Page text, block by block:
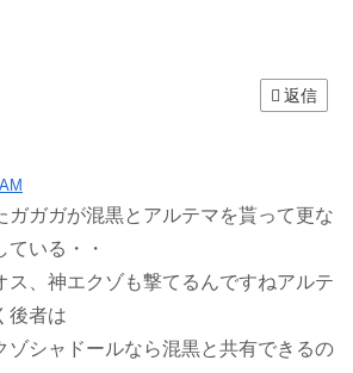
返信
ガガガが混黒とアルテマを貰って更な
ている・・
ス、神エクゾも撃てるんですねアルテ
後者は
ゾシャドールなら混黒と共有できるの